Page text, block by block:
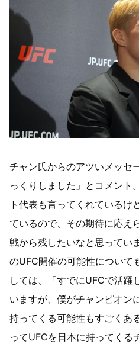
チャン氏からのアツいメッセ
っくりしました」とコメント
ト代表も言ってくれているけ
ているので、その期待に応え
戦から残したいなと思ってい
のUFC開催の可能性について
しては、「すでにUFCで活躍
いますが、僕がチャンピオン
持ってくる可能性もすごくあ
ってUFCを日本に持ってくる